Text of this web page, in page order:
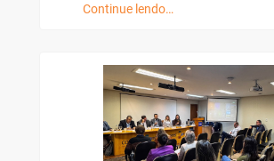
Continue lendo…